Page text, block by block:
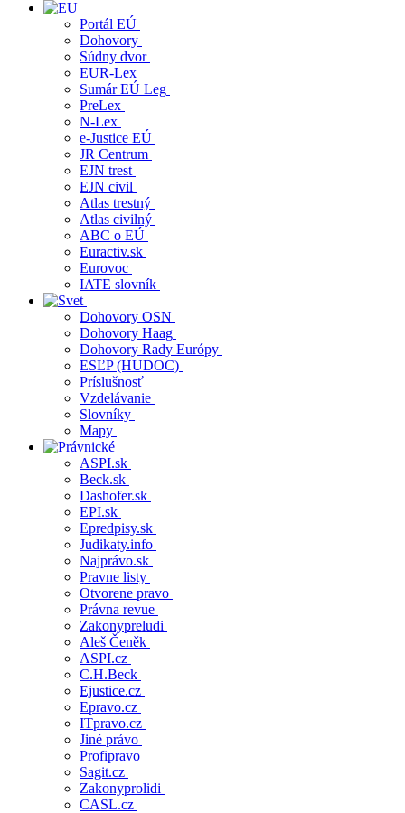
Portál EÚ
Dohovory
Súdny dvor
EUR-Lex
Sumár EÚ Leg
PreLex
N-Lex
e-Justice EÚ
JR Centrum
EJN trest
EJN civil
Atlas trestný
Atlas civilný
ABC o EÚ
Euractiv.sk
Eurovoc
IATE slovník
Dohovory OSN
Dohovory Haag
Dohovory Rady Európy
ESĽP (HUDOC)
Príslušnosť
Vzdelávanie
Slovníky
Mapy
ASPI.sk
Beck.sk
Dashofer.sk
EPI.sk
Epredpisy.sk
Judikaty.info
Najprávo.sk
Pravne listy
Otvorene pravo
Právna revue
Zakonypreludi
Aleš Čeněk
ASPI.cz
C.H.Beck
Ejustice.cz
Epravo.cz
ITpravo.cz
Jiné právo
Profipravo
Sagit.cz
Zakonyprolidi
CASL.cz